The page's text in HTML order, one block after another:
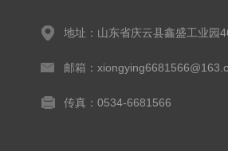
地址：山东省庆云县鑫盛工业园
邮箱：
传真：0534-6681566